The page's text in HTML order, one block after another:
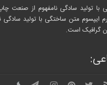
با تولید سادگی نامفهوم از صنعت
ایپسوم متن ساختگی با تولید سادگی
گرافیک است.